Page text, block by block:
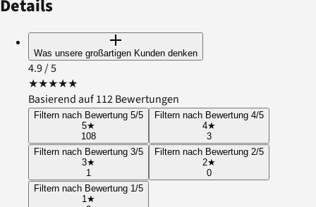
Details
Was unsere großartigen Kunden denken
4.9/ 5
★★★★★
Basierend auf 112 Bewertungen
Filtern nach Bewertung 5/5
5★
108
Filtern nach Bewertung 4/5
4★
3
Filtern nach Bewertung 3/5
3★
1
Filtern nach Bewertung 2/5
2★
0
Filtern nach Bewertung 1/5
1★